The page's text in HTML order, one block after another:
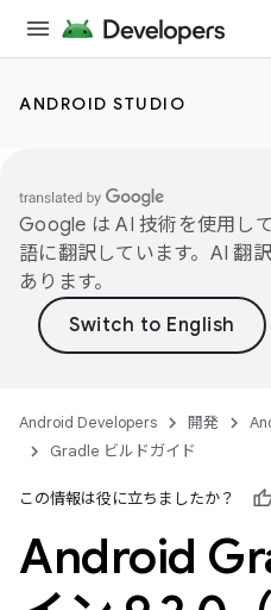
ANDROID STUDIO
Google は AI 技術を使用し
語に翻訳しています。AI 翻
あります。
Android Developers 開発
Gradle ビルドガイド
この情報は役に立ちましたか？
Android